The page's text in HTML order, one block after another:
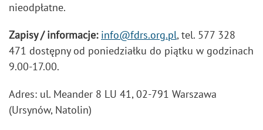
nieodpłatne.
Zapisy / informacje: info@fdrs.org.pl, tel. 577 328
471 dostępny od poniedziałku do piątku w godzinach
9.00-17.00.
Adres: ul. Meander 8 LU 41, 02-791 Warszawa
(Ursynów, Natolin)